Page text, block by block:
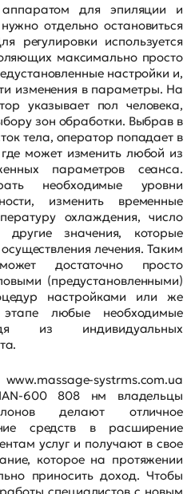
для эпиляции и
отдельно остановиться
регулировки используется
максимально просто
настройки и,
изменения в параметры. На
указывает пол человека,
зон обработки. Выбрав в
тела, оператор попадает в
может изменить любой из
параметров сеанса.
необходимые уровни
изменить временные
охлаждения, число
другие значения, которые
лечения. Таким
достаточно просто
(предустановленными)
настройками или же
любые необходимые
из индивидуальных
www.massage-systrms.com.ua
600 808 нм владельцы
делают отличное
средств в расширение
услуг и получают в свое
которое на протяжении
приносить доход. Чтобы
специалистов с новым